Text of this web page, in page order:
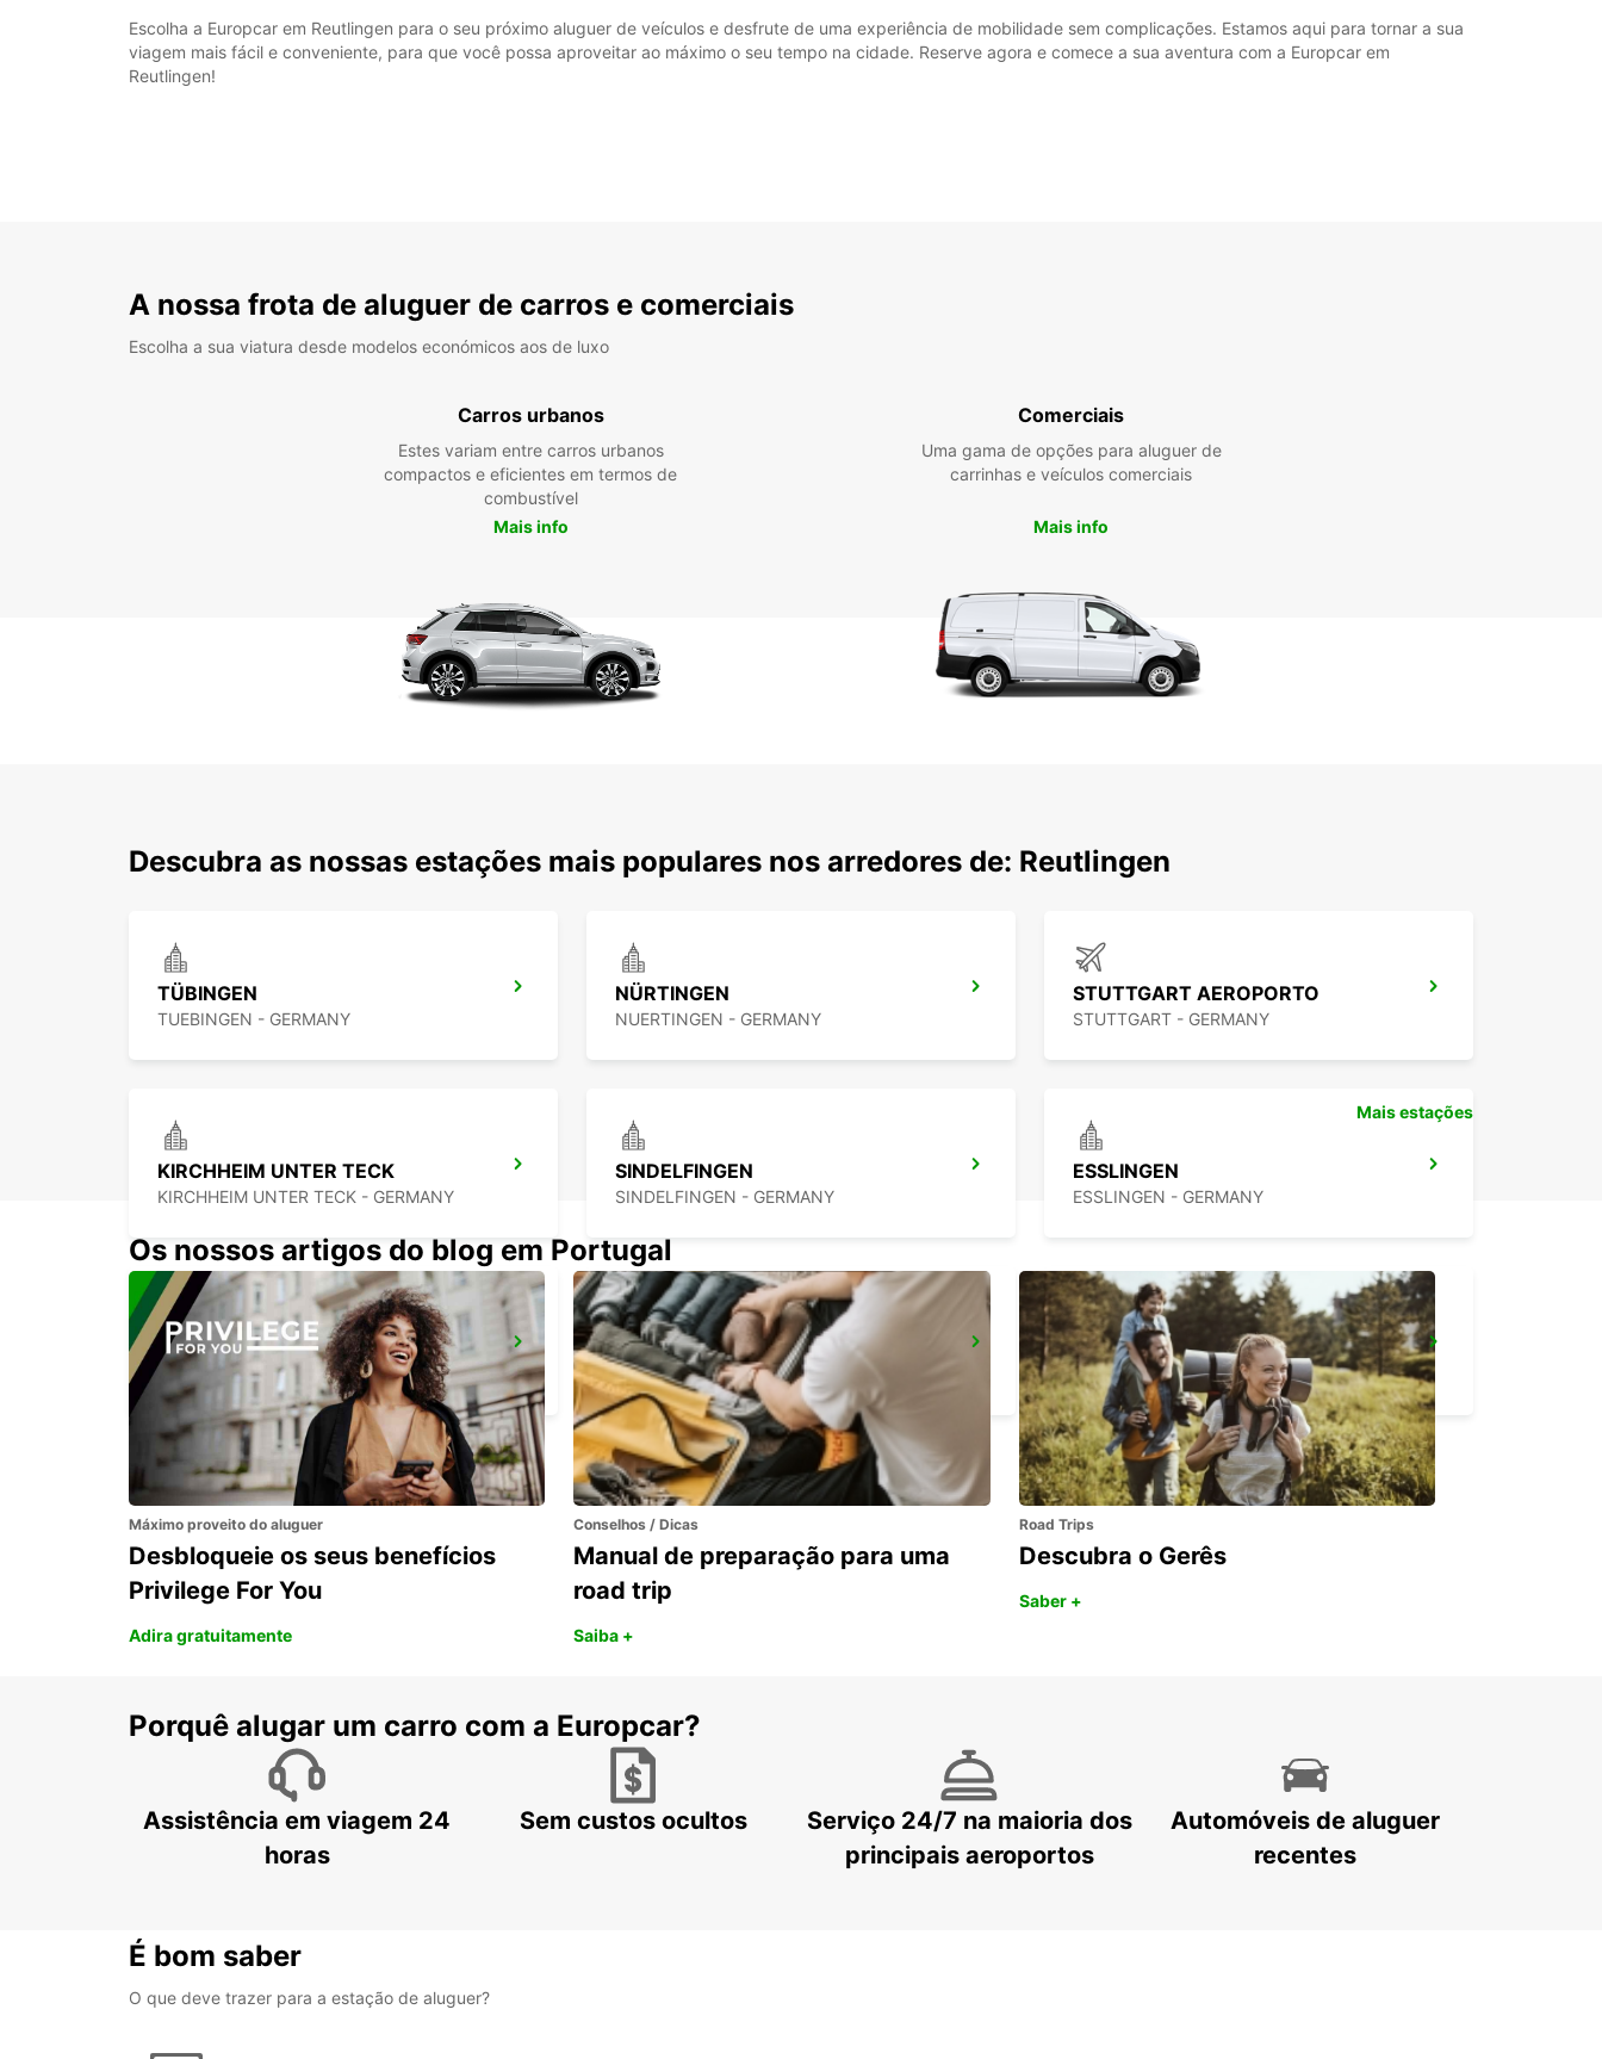
Escolha a Europcar em Reutlingen para o seu próximo aluguer de veículos e desfrute de uma experiência de mobilidade sem complicações. Estamos aqui para tornar a sua
viagem mais fácil e conveniente, para que você possa aproveitar ao máximo o seu tempo na cidade. Reserve agora e comece a sua aventura com a Europcar em
Reutlingen!
A nossa frota de aluguer de carros e comerciais
Escolha a sua viatura desde modelos económicos aos de luxo
Carros urbanos
Estes variam entre carros urbanos
compactos e eficientes em termos de
combustível
Mais info
Comerciais
Uma gama de opções para aluguer de
carrinhas e veículos comerciais
Mais info
Descubra as nossas estações mais populares nos arredores de: Reutlingen
TÜBINGEN
TUEBINGEN - GERMANY
NÜRTINGEN
NUERTINGEN - GERMANY
STUTTGART AEROPORTO
STUTTGART - GERMANY
KIRCHHEIM UNTER TECK
KIRCHHEIM UNTER TECK - GERMANY
SINDELFINGEN
SINDELFINGEN - GERMANY
ESSLINGEN
ESSLINGEN - GERMANY
STUTTGART VAIHINGEN
STUTTGART - GERMANY
STUTTGART CIDADE
STUTTGART - GERMANY
STUTTGART ESTAÇÃO CENTRAL
STUTTGART - GERMANY
Mais estações
Os nossos artigos do blog em Portugal
Máximo proveito do aluguer
Desbloqueie os seus benefícios
Privilege For You
Adira gratuitamente
Conselhos / Dicas
Manual de preparação para uma
road trip
Saiba +
Road Trips
Descubra o Gerês
Saber +
Porquê alugar um carro com a Europcar?
Assistência em viagem 24
horas
Sem custos ocultos
Serviço 24/7 na maioria dos
principais aeroportos
Automóveis de aluguer
recentes
É bom saber
O que deve trazer para a estação de aluguer?